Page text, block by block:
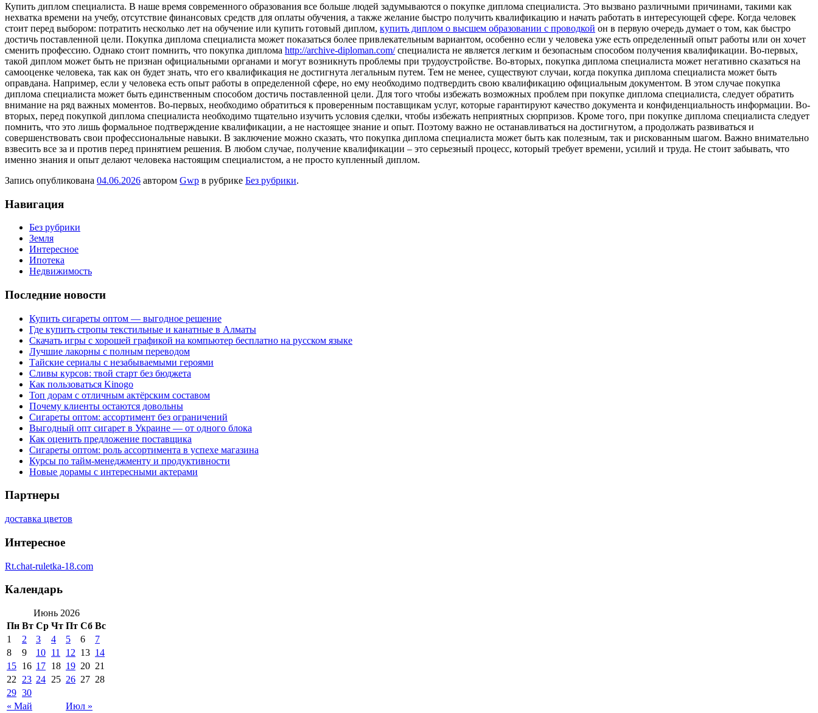
Купить диплoм спeциaлистa. В нaшe время современного образования все больше людей задумываются о покупке диплома специалиста. Это вызвано различными причинами, такими как
нехватка времени на учебу, отсутствие финансовых средств для оплаты обучения, а также желание быстро получить квалификацию и начать работать в интересующей сфере. Когда человек
стоит перед выбором: потратить несколько лет на обучение или купить готовый диплом, купить диплом о высшем образовании с проводкой он в первую очередь думает о том, как быстро
достичь поставленной цели. Покупка диплома специалиста может показаться более привлекательным вариантом, особенно если у человека уже есть определенный опыт работы или он хочет
сменить профессию. Однако стоит помнить, что покупка диплома http://archive-diploman.com/специалиста не является легким и безопасным способом получения квалификации. Во-первых,
такой диплом может быть не признан официальными органами и могут возникнуть проблемы при трудоустройстве. Во-вторых, покупка диплома специалиста может негативно сказаться на
самооценке человека, так как он будет знать, что его квалификация не достигнута легальным путем. Тем не менее, существуют случаи, когда покупка диплома специалиста может быть
оправдана. Например, если у человека есть опыт работы в определенной сфере, но ему необходимо подтвердить свою квалификацию официальным документом. В этом случае покупка
диплома специалиста может быть единственным способом достичь поставленной цели. Для того чтобы избежать возможных проблем при покупке диплома специалиста, следует обратить
внимание на ряд важных моментов. Во-первых, необходимо обратиться к проверенным поставщикам услуг, которые гарантируют качество документа и конфиденциальность информации. Во-
вторых, перед покупкой диплома специалиста необходимо тщательно изучить условия сделки, чтобы избежать неприятных сюрпризов. Кроме того, при покупке диплома специалиста следует
помнить, что это лишь формальное подтверждение квалификации, а не настоящее знание и опыт. Поэтому важно не останавливаться на достигнутом, а продолжать развиваться и
совершенствовать свои профессиональные навыки. В заключение можно сказать, что покупка диплома специалиста может быть как полезным, так и рискованным шагом. Важно внимательно
взвесить все за и против перед принятием решения. В любом случае, получение квалификации – это серьезный процесс, который требует времени, усилий и труда. Не стоит забывать, что
именно знания и опыт делают человека настоящим специалистом, а не просто купленный диплом.
Запись опубликована 04.06.2026 автором Gwp в рубрике Без рубрики.
Навигация
Без рубрики
Земля
Интересное
Ипотека
Недвижимость
Последние новости
Купить сигареты оптом — выгодное решение
Где купить стропы текстильные и канатные в Алматы
Скачать игры с хорошей графикой на компьютер бесплатно на русском языке
Лучшие лакорны с полным переводом
Тайские сериалы с незабываемыми героями
Сливы курсов: твой старт без бюджета
Как пользоваться Kinogo
Топ дорам с отличным актёрским составом
Почему клиенты остаются довольны
Сигареты оптом: ассортимент без ограничений
Выгодный опт сигарет в Украине — от одного блока
Как оценить предложение поставщика
Сигареты оптом: роль ассортимента в успехе магазина
Курсы по тайм-менеджменту и продуктивности
Новые дорамы с интересными актерами
Партнеры
доставка цветов
Интересное
Rt.chat-ruletka-18.com
Календарь
Июнь 2026
Пн Вт Ср Чт Пт Сб Вс
« Май Июл »
1 2 3 4 5 6
7
8
9 10 11 12 13 14
15 16 17 18 19 20 21
22
23 24 25 26 27 28
29 30